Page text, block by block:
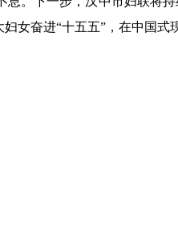
女奋进“十五五”，在中国